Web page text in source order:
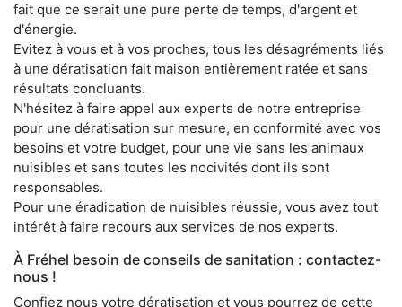
fait que ce serait une pure perte de temps, d'argent et
d'énergie.
Evitez à vous et à vos proches, tous les désagréments liés
à une dératisation fait maison entièrement ratée et sans
résultats concluants.
N'hésitez à faire appel aux experts de notre entreprise
pour une dératisation sur mesure, en conformité avec vos
besoins et votre budget, pour une vie sans les animaux
nuisibles et sans toutes les nocivités dont ils sont
responsables.
Pour une éradication de nuisibles réussie, vous avez tout
intérêt à faire recours aux services de nos experts.
À Fréhel besoin de conseils de sanitation : contactez-
nous !
Confiez nous votre dératisation et vous pourrez de cette